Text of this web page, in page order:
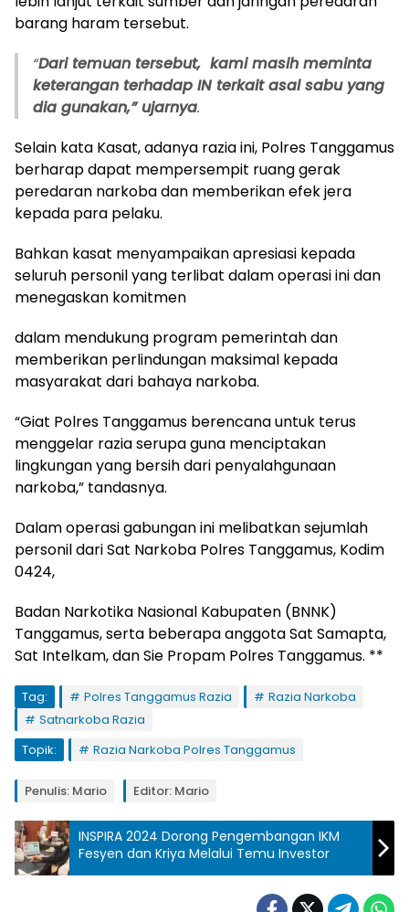
barang haram tersebut.
“Dari temuan tersebut, kami masih meminta
keterangan terhadap IN terkait asal sabu yang
dia gunakan,” ujarnya.
Selain kata Kasat, adanya razia ini, Polres Tanggamus
berharap dapat mempersempit ruang gerak
peredaran narkoba dan memberikan efek jera
kepada para pelaku.
Bahkan kasat menyampaikan apresiasi kepada
seluruh personil yang terlibat dalam operasi ini dan
menegaskan komitmen
dalam mendukung program pemerintah dan
memberikan perlindungan maksimal kepada
masyarakat dari bahaya narkoba.
“Giat Polres Tanggamus berencana untuk terus
menggelar razia serupa guna menciptakan
lingkungan yang bersih dari penyalahgunaan
narkoba,” tandasnya.
Dalam operasi gabungan ini melibatkan sejumlah
personil dari Sat Narkoba Polres Tanggamus, Kodim
0424,
Badan Narkotika Nasional Kabupaten (BNNK)
Tanggamus, serta beberapa anggota Sat Samapta,
Sat Intelkam, dan Sie Propam Polres Tanggamus. **
Tag: Polres Tanggamus Razia
Razia Narkoba
Satnarkoba Razia
Topik:
Razia Narkoba Polres Tanggamus
Penulis: Mario Editor: Mario
INSPIRA 2024 Dorong Pengembangan IKM
Fesyen dan Kriya Melalui Temu Investor